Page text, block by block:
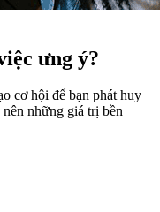
ưng ý?
cơ hội để bạn phát huy
những giá trị bền